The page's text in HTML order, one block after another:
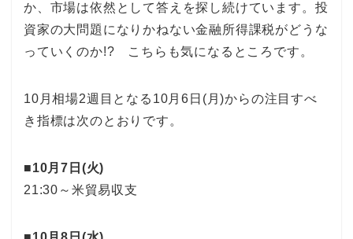
か、市場は依然として答えを探し続けています。投
資家の大問題になりかねない金融所得課税がどうな
っていくのか!? こちらも気になるところです。
10月相場2週目となる10月6日(月)からの注目すべ
き指標は次のとおりです。
■10月7日(火)
21:30～米貿易収支